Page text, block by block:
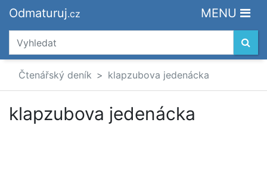
Odmaturuj.cz MENU
Čtenářský deník klapzubova jedenácka
klapzubova jedenácka